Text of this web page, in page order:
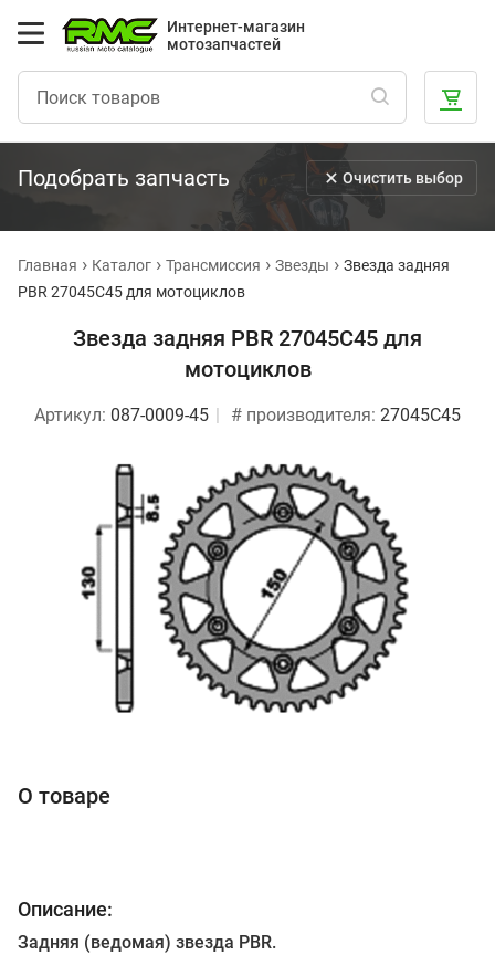
Интернет-магазин
мотозапчастей
Подобрать запчасть Очистить выбор
Главная Каталог Трансмиссия Звезды
Звезда задняя
PBR 27045C45 для мотоциклов
Звезда задняя PBR 27045C45 для
мотоциклов
Артикул: 087-0009-45 # производителя: 27045C45
О товаре
Описание:
Задняя (ведомая) звезда PBR.